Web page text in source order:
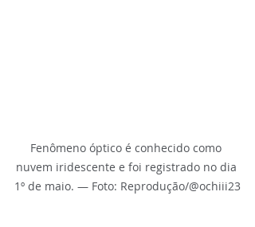
Fenômeno óptico é conhecido como
nuvem iridescente e foi registrado no dia
1º de maio. — Foto: Reprodução/@ochiii23